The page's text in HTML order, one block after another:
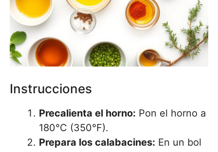
Instrucciones
Precalienta el horno: Pon el horno a
180°C (350°F).
Prepara los calabacines: En un bol